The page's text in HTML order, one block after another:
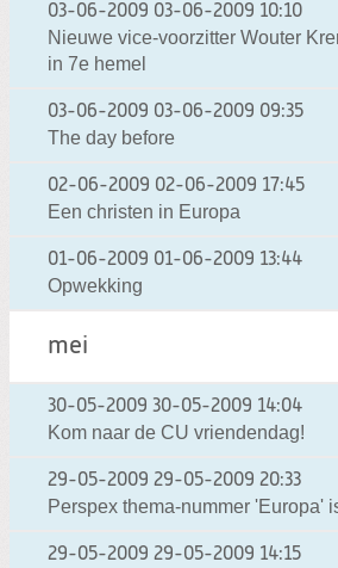
03-06-2009 03-06-2009 10:10
Nieuwe vice-voorzitter Wouter
in 7e hemel
03-06-2009 03-06-2009 09:35
The day before
02-06-2009 02-06-2009 17:45
Een christen in Europa
01-06-2009 01-06-2009 13:44
Opwekking
mei
30-05-2009 30-05-2009 14:04
Kom naar de CU vriendendag!
29-05-2009 29-05-2009 20:33
Perspex thema-nummer 'Europa'
29-05-2009 29-05-2009 14:15